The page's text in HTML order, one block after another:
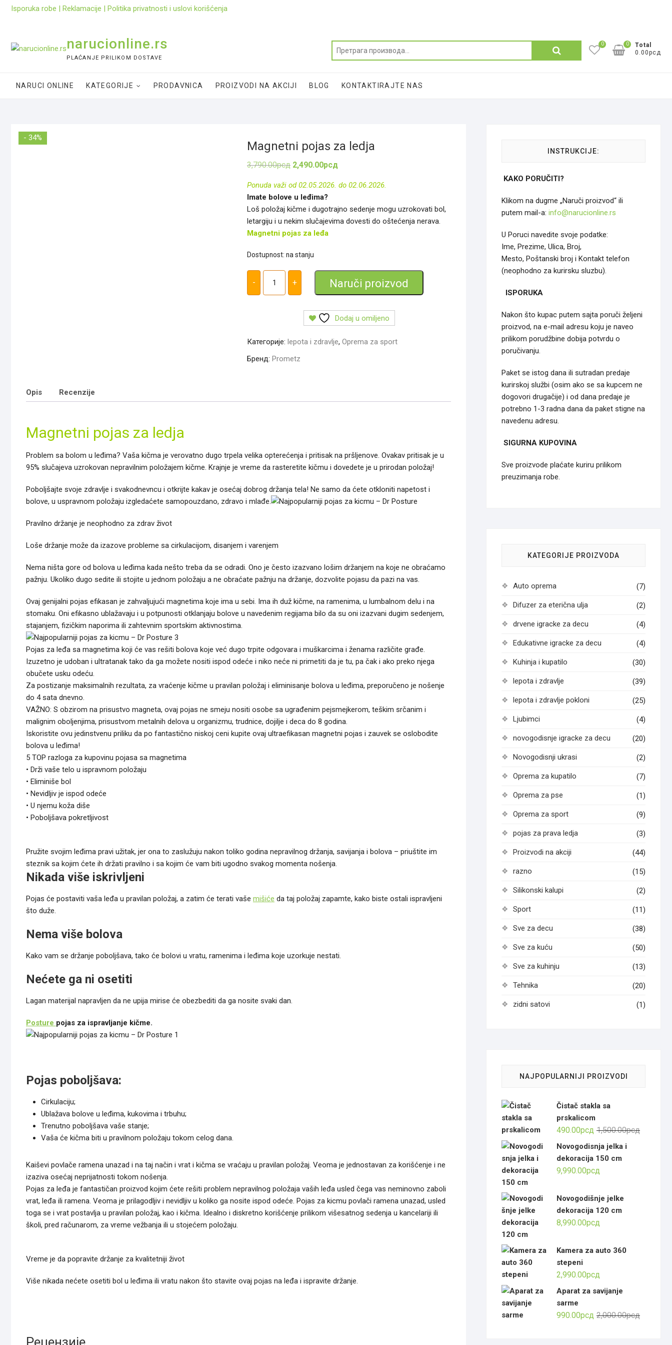
SkipIsporuka robe | Reklamacije | Politika privatnosti i uslovi korišćenja
narucionline.rs
PLAĆANJE PRILIKOM DOSTAVE
Претрага
0
Total
0.00рсд
0
NARUCI ONLINE KATEGORIJE PRODAVNICA PROIZVODI NA AKCIJI BLOG KONTAKTIRAJTE NAS
- 34%
Magnetni pojas za ledja
3,790.00рсд Оригинална
цена
била:
3,790.00рсд.
2,490.00рсд
цена
2,490.00рсд.
Ponuda važi od 02.05.2026. do 02.06.2026.
Imate bolove u leđima?
Loš položaj kičme i dugotrajno sedenje mogu uzrokovati bol,
letargiju i u nekim slučajevima dovesti do oštećenja nerava.
Magnetni pojas za leđa
Dostupnost: na stanju
-
Magnetni
pojas
ledja
+ Naruči proizvod
Dodaj u omiljeno
Категорије: lepota i zdravlje, Oprema za sport
Бренд: Prometz
Opis Recenzije
Magnetni pojas za ledja
Problem sa bolom u leđima? Vaša kičma je verovatno dugo trpela velika opterećenja i pritisak na pršljenove. Ovakav pritisak je u
95% slučajeva uzrokovan nepravilnim položajem kičme. Krajnje je vreme da rasteretite kičmu i dovedete je u prirodan položaj!
Poboljšajte svoje zdravlje i svakodnevncu i otkrijte kakav je osećaj dobrog držanja tela! Ne samo da ćete otkloniti napetost i
bolove, u uspravnom položaju izgledaćete samopouzdano, zdravo i mlađe.
Pravilno držanje je neophodno za zdrav život
Loše držanje može da izazove probleme sa cirkulacijom, disanjem i varenjem
Nema ništa gore od bolova u leđima kada nešto treba da se odradi. Ono je često izazvano lošim držanjem na koje ne obraćamo
pažnju. Ukoliko dugo sedite ili stojite u jednom položaju a ne obraćate pažnju na držanje, dozvolite pojasu da pazi na vas.
Ovaj genijalni pojas efikasan je zahvaljujući magnetima koje ima u sebi. Ima ih duž kičme, na ramenima, u lumbalnom delu i na
stomaku. Oni efikasno ublažavaju i u potpunosti otklanjaju bolove u navedenim regijama bilo da su oni izazvani dugim sedenjem,
stajanjem, fizičkim naporima ili zahtevnim sportskim aktivnostima.
Pojas za leđa sa magnetima koji će vas rešiti bolova koje već dugo trpite odgovara i muškarcima i ženama različite građe.
Izuzetno je udoban i ultratanak tako da ga možete nositi ispod odeće i niko neće ni primetiti da je tu, pa čak i ako preko njega
obučete usku odeću.
Za postizanje maksimalnih rezultata, za vraćenje kičme u pravilan položaj i eliminisanje bolova u leđima, preporučeno je nošenje
do 4 sata dnevno.
VAŽNO: S obzirom na prisustvo magneta, ovaj pojas ne smeju nositi osobe sa ugrađenim pejsmejkerom, teškim srčanim i
malignim oboljenjima, prisustvom metalnih delova u organizmu, trudnice, dojilje i deca do 8 godina.
Iskoristite ovu jedinstvenu priliku da po fantastično niskoj ceni kupite ovaj ultraefikasan magnetni pojas i zauvek se oslobodite
bolova u leđima!
5 TOP razloga za kupovinu pojasa sa magnetima
• Drži vaše telo u ispravnom položaju
• Eliminiše bol
• Nevidljiv je ispod odeće
• U njemu koža diše
• Poboljšava pokretljivost
Pružite svojim leđima pravi užitak, jer ona to zaslužuju nakon toliko godina nepravilnog držanja, savijanja i bolova – priuštite im
steznik sa kojim ćete ih držati pravilno i sa kojim će vam biti ugodno svakog momenta nošenja.
Nikada više iskrivljeni
Pojas će postaviti vaša leđa u pravilan položaj, a zatim će terati vaše mišiće da taj položaj zapamte, kako biste ostali ispravljeni
što duže.
Nema više bolova
Kako vam se držanje poboljšava, tako će bolovi u vratu, ramenima i leđima koje uzorkuje nestati.
Nećete ga ni osetiti
Lagan materijal napravljen da ne upija mirise će obezbediti da ga nosite svaki dan.
Posture pojas za ispravljanje kičme.
Pojas poboljšava:
Cirkulaciju;
Ublažava bolove u leđima, kukovima i trbuhu;
Trenutno poboljšava vaše stanje;
Vaša će kičma biti u pravilnom položaju tokom celog dana.
Kaiševi povlače ramena unazad i na taj način i vrat i kičma se vraćaju u pravilan položaj. Veoma je jednostavan za korišćenje i ne
izaziva osećaj neprijatnosti tokom nošenja.
Pojas za leđa je fantastičan proizvod kojim ćete rešiti problem nepravilnog položaja vaših leđa usled čega vas neminovno zaboli
vrat, leđa ili ramena. Veoma je prilagodljiv i nevidljiv u koliko ga nosite ispod odeće. Pojas za kicmu povlači ramena unazad, usled
toga se i vrat postavlja u pravilan položaj, kao i kičma. Idealno i diskretno korišćenje prilikom višesatnog sedenja u kancelariji ili
školi, pred računarom, za vreme vežbanja ili u stojećem položaju.
Vreme je da popravite držanje za kvalitetniji život
Više nikada nećete osetiti bol u leđima ili vratu nakon što stavite ovaj pojas na leđa i ispravite držanje.
INSTRUKCIJE:
KAKO PORUČITI?
Klikom na dugme „Naruči proizvod“ ili
putem mail-a: info@narucionline.rs
U Poruci navedite svoje podatke:
Ime, Prezime, Ulica, Broj,
Mesto, Poštanski broj i Kontakt telefon
(neophodno za kurirsku sluzbu).
ISPORUKA
Nakon što kupac putem sajta poruči željeni
proizvod, na e-mail adresu koju je naveo
prilikom porudžbine dobija potvrdu o
poručivanju.
Paket se istog dana ili sutradan predaje
kurirskoj službi (osim ako se sa kupcem ne
dogovori drugačije) i od dana predaje je
potrebno 1-3 radna dana da paket stigne na
navedenu adresu.
SIGURNA KUPOVINA
Sve proizvode plaćate kuriru prilikom
preuzimanja robe.
KATEGORIJE PROIZVODA
Auto oprema (7)
Difuzer za eterična ulja (2)
drvene igracke za decu (4)
Edukativne igracke za decu (4)
Kuhinja i kupatilo (30)
lepota i zdravlje (39)
lepota i zdravlje pokloni (25)
Ljubimci (4)
novogodisnje igracke za decu (20)
Novogodisnji ukrasi (2)
Oprema za kupatilo (7)
Oprema za pse (1)
Oprema za sport (9)
pojas za prava ledja (3)
Proizvodi na akciji (44)
razno (15)
Silikonski kalupi (2)
Sport (11)
Sve za decu (38)
Sve za kuću (50)
Sve za kuhinju (13)
Tehnika (20)
zidni satovi (1)
NAJPOPULARNIJI PROIZVODI
Čistač stakla sa
prskalicom
1,500.00рсд
490.00рсд
Тренутна
Novogodisnja jelka i
dekoracija 150 cm
9,990.00рсд
Novogodišnje jelke
dekoracija 120 cm
8,990.00рсд
Kamera za auto 360
stepeni
2,990.00рсд
Aparat za savijanje
sarme
2,000.00рсд
990.00рсд
Тренутна